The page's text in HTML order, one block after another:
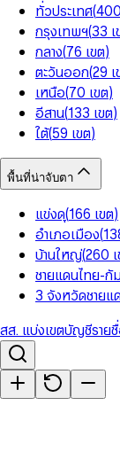
ทั่วประเทศ(400
กรุงเทพฯ(33
กลาง(76 เขต)
ตะวันออก(29
เหนือ(70 เขต)
อีสาน(133 เขต)
ใต้(59 เขต)
พื้นที่น่าจับตา
แข่งดุ(166 เขต)
อำเภอเมือง(
บ้านใหญ่(260
ชายแดนไทย-กั
3 จังหวัดชายแ
สส. แบ่งเขตบัญชีราย